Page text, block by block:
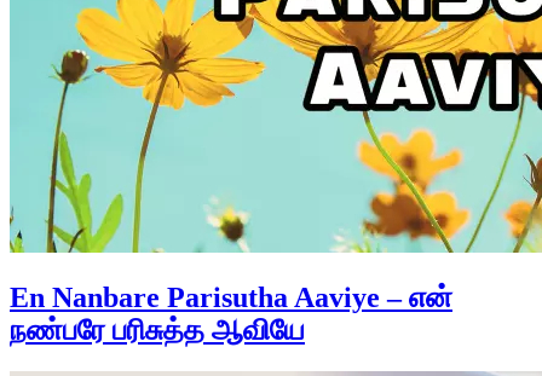
En Nanbare Parisutha Aaviye – என்
நண்பரே பரிசுத்த ஆவியே